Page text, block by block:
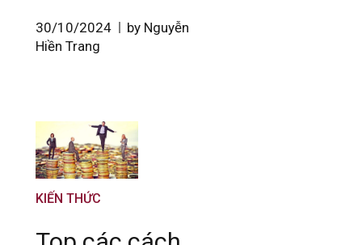
30/10/2024
by Nguyễn
Hiền Trang
KIẾN THỨC